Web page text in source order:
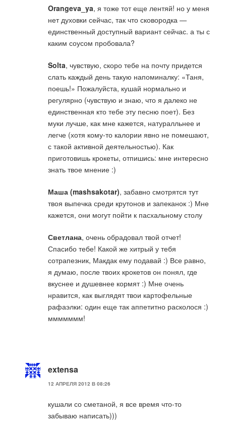
Orangeva_ya, я тоже тот еще лентяй! но у меня
нет духовки сейчас, так что сковородка —
единственный доступный вариант сейчас. а ты с
каким соусом пробовала?
Solta, чувствую, скоро тебе на почту придется
слать каждый день такую напоминалку: «Таня,
поешь!» Пожалуйста, кушай нормально и
регулярно (чувствую и знаю, что я далеко не
единственная кто тебе эту песню поет). Без
муки лучше, как мне кажется, натуралльнее и
легче (хотя кому-то калории явно не помешают,
с такой активной деятельностью). Как
приготовишь крокеты, отпишись: мне интересно
знать твое мнение :)
Маша (mashsakotar), забавно смотрятся тут
твоя выпечка среди крутонов и запеканок :) Мне
кажется, они могут пойти к пасхальному столу
Светлана, очень обрадовал твой отчет!
Спасибо тебе! Какой же хитрый у тебя
сотрапезник, Макдак ему подавай :) Все равно,
я думаю, после твоих крокетов он понял, где
вкуснее и душевнее кормят :) Мне очень
нравится, как выглядят твои картофельные
рафаэлки: один еще так аппетитно расколося :)
ммммммм!
extensa
12 АПРЕЛЯ 2012 В 08:26
кушали со сметаной, я все время что-то
забываю написать)))